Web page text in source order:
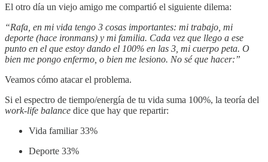
El otro día un viejo amigo me compartió el siguiente dilema:
“Rafa, en mi vida tengo 3 cosas importantes: mi trabajo, mi
deporte (hace ironmans) y mi familia. Cada vez que llego a ese
punto en el que estoy dando el 100% en las 3, mi cuerpo peta. O
bien me pongo enfermo, o bien me lesiono. No sé que hacer:”
Veamos cómo atacar el problema.
Si el espectro de tiempo/energía de tu vida suma 100%, la teoría del
work-life balance dice que hay que repartir:
Vida familiar 33%
Deporte 33%